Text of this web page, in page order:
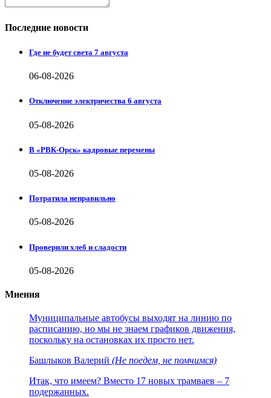
Последние новости
Где не будет света 7 августа
06-08-2026
Отключение электричества 6 августа
05-08-2026
В «РВК-Орск» кадровые перемены
05-08-2026
Потратила неправильно
05-08-2026
Проверили хлеб и сладости
05-08-2026
Мнения
Муниципальные автобусы выходят на линию по
расписанию, но мы не знаем графиков движения,
поскольку на остановках их просто нет.
Башлыков Валерий (Не поедем, не помчимся)
Итак, что имеем? Вместо 17 новых трамваев – 7
подержанных.